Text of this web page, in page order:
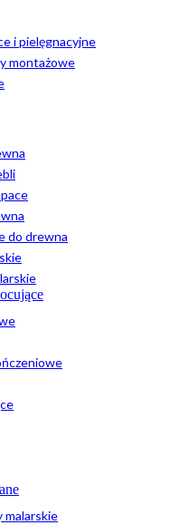
i pielęgnacyjne
montażowe
do drewna